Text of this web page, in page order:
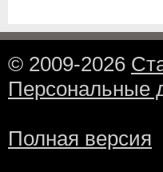
© 2009-2026
Персональные
Полная версия